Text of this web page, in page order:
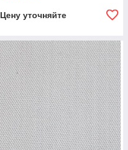
Цену уточняйте